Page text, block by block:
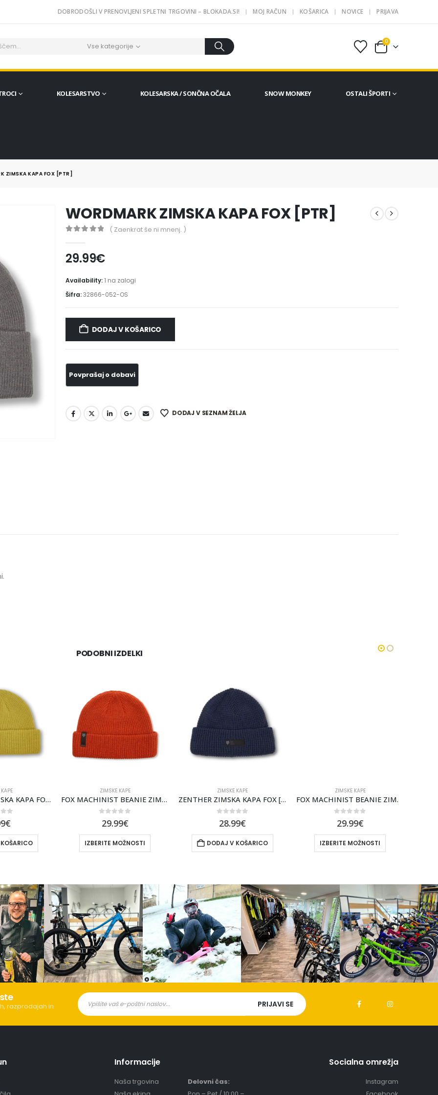
DOBRODOŠLI V PRENOVLJENI SPLETNI TRGOVINI – BLOKADA.SI! MOJ RAČUN KOŠARICA NOVICE PRIJAVA
Vse kategorije
0
KOLESARSTVO KOLESARSKA / SONČNA OČALA SNOW MONKEY OSTALI ŠPORTI
ZIMSKA KAPA FOX [PTR]
WORDMARK ZIMSKA KAPA FOX [PTR]
( Zaenkrat še ni mnenj. )
29.99€
Availability:1 na zalogi
Šifra:32866-052-OS
DODAJ V KOŠARICO
DODAJ V SEZNAM ŽELJA
PODOBNI IZDELKI
MACHINIST ZIMSKA KAPA FOX [WLD LIME]
€
ZIMSKE KAPE
FOX MACHINIST BEANIE ZIMSKA KAPA FOX [SADDLE]
29.99€
IZBERITE MOŽNOSTI
ZIMSKE KAPE
ZENTHER ZIMSKA KAPA FOX [MDNT]
28.99€
DODAJ V KOŠARICO
ZIMSKE KAPE
FOX MACHINIST BEANIE ZIMSKA KAPA FOX [PNE]
29.99€
IZBERITE MOŽNOSTI
razprodajah in
Informacije
Naša trgovina
Delovni čas:
Socialna omrežja
Instagram